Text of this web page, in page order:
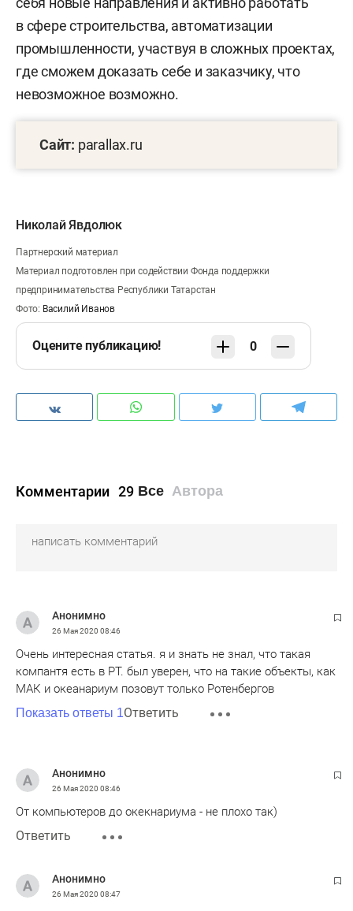
в сфере строительства, автоматизации
промышленности, участвуя в сложных проектах,
где сможем доказать себе и заказчику, что
невозможное возможно.
Сайт: parallax.ru
Николай Явдолюк
Партнерский материал
Материал подготовлен при содействии Фонда поддержки
предпринимательства Республики Татарстан
Фото: Василий Иванов
Оцените публикацию! 0
Комментарии 29 Все Автора
Анонимно
26 Мая 2020 08:46
Очень интересная статья. я и знать не знал, что такая
компантя есть в РТ. был уверен, что на такие объекты, как
МАК и океанариум позовут только Ротенбергов
Показать ответы 1Ответить
Анонимно
26 Мая 2020 08:46
От компьютеров до окекнариума - не плохо так)
Ответить
Анонимно
26 Мая 2020 08:47